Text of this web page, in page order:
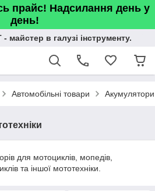
прайс! Надсилання день у
день!
в галузі інструменту.
Автомобільні товари
для мотоциклів, мопедів,
та іншої мототехніки.